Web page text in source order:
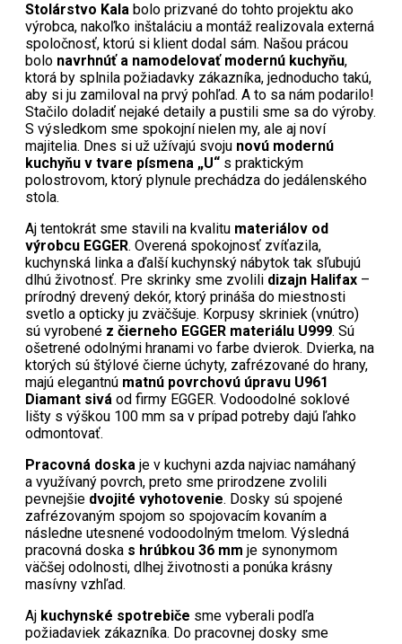
Stolárstvo Kala bolo prizvané do tohto projektu ako
výrobca, nakoľko inštaláciu a montáž realizovala externá
spoločnosť, ktorú si klient dodal sám. Našou prácou
bolo navrhnúť a namodelovať modernú kuchyňu,
ktorá by splnila požiadavky zákazníka, jednoducho takú,
aby si ju zamiloval na prvý pohľad. A to sa nám podarilo!
Stačilo doladiť nejaké detaily a pustili sme sa do výroby.
S výsledkom sme spokojní nielen my, ale aj noví
majitelia. Dnes si už užívajú svoju novú modernú
kuchyňu v tvare písmena „U“ s praktickým
polostrovom, ktorý plynule prechádza do jedálenského
stola.
Aj tentokrát sme stavili na kvalitu materiálov od
výrobcu EGGER. Overená spokojnosť zvíťazila,
kuchynská linka a ďalší kuchynský nábytok tak sľubujú
dlhú životnosť. Pre skrinky sme zvolili dizajn Halifax –
prírodný drevený dekór, ktorý prináša do miestnosti
svetlo a opticky ju zväčšuje. Korpusy skriniek (vnútro)
sú vyrobené z čierneho EGGER materiálu U999. Sú
ošetrené odolnými hranami vo farbe dvierok. Dvierka, na
ktorých sú štýlové čierne úchyty, zafrézované do hrany,
majú elegantnú matnú povrchovú úpravu U961
Diamant sivá od firmy EGGER. Vodoodolné soklové
lišty s výškou 100 mm sa v prípad potreby dajú ľahko
odmontovať.
Pracovná doska je v kuchyni azda najviac namáhaný
a využívaný povrch, preto sme prirodzene zvolili
pevnejšie dvojité vyhotovenie. Dosky sú spojené
zafrézovaným spojom so spojovacím kovaním a
následne utesnené vodoodolným tmelom. Výsledná
pracovná doska s hrúbkou 36 mm je synonymom
väčšej odolnosti, dlhej životnosti a ponúka krásny
masívny vzhľad.
Aj kuchynské spotrebiče sme vyberali podľa
požiadaviek zákazníka. Do pracovnej dosky sme